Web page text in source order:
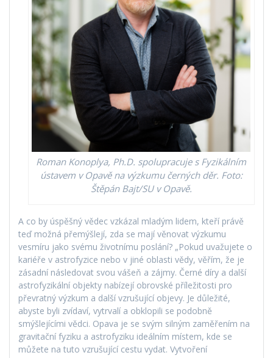
Roman Konoplya, Ph.D. spolupracuje s Fyzikálním
ústavem v Opavě na výzkumu černých děr. Foto:
Štěpán Bajt/SU v Opavě.
A co by úspěšný vědec vzkázal mladým lidem, kteří právě
teď možná přemýšlejí, zda se mají věnovat výzkumu
vesmíru jako svému životnímu poslání? „Pokud uvažujete o
kariéře v astrofyzice nebo v jiné oblasti vědy, věřím, že je
zásadní následovat svou vášeň a zájmy. Černé díry a další
astrofyzikální objekty nabízejí obrovské příležitosti pro
převratný výzkum a další vzrušující objevy. Je důležité,
abyste byli zvídaví, vytrvalí a obklopili se podobně
smýšlejícími vědci. Opava je se svým silným zaměřením na
gravitační fyziku a astrofyziku ideálním místem, kde se
můžete na tuto vzrušující cestu vydat. Vytvoření